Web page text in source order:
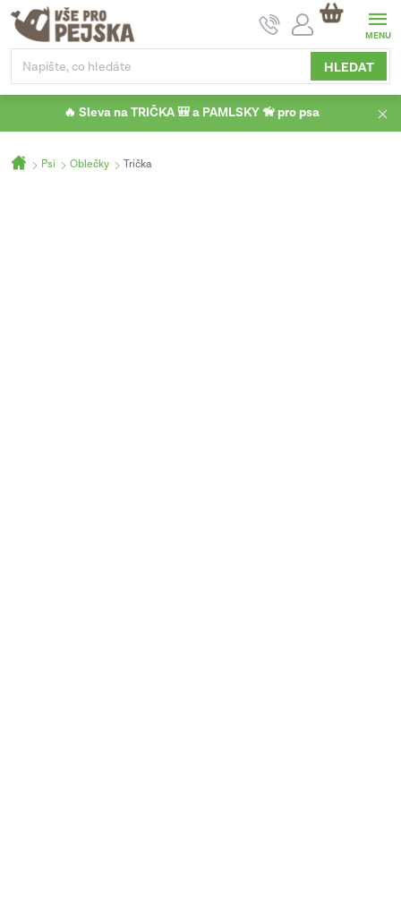
Přejít
obsah
HLEDAT
NÁKUPNÍ
KOŠÍK
🔥 Sleva na TRIČKA 🎒 a PAMLSKY 🦮 pro psa
Domů
Psi Oblečky Trička